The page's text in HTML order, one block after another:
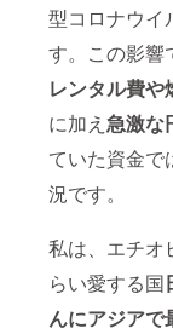
型コロナウイ
す。この影響
レンタル費や
に加え 急激な
ていた資金で
況です。
私は、エチオ
らい愛する国
んにアジアで